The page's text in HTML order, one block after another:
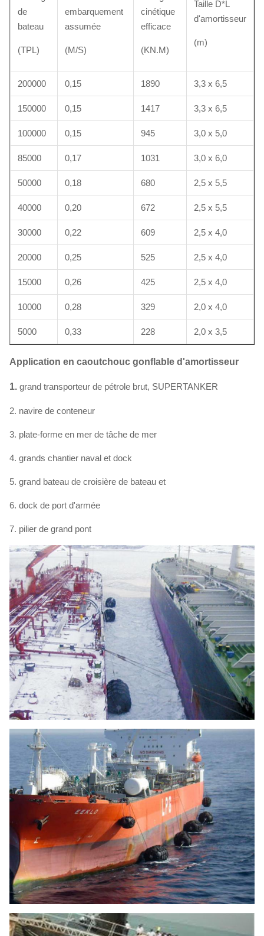
de
bateau
(TPL)
embarquement
assumée
(M/S)
cinétique
efficace
(KN.M)
Taille D*L
d'amortisseur
(m)
200000 0,15 1890 3,3 x 6,5
150000 0,15 1417 3,3 x 6,5
100000 0,15 945 3,0 x 5,0
85000 0,17 1031 3,0 x 6,0
50000 0,18 680 2,5 x 5,5
40000 0,20 672 2,5 x 5,5
30000 0,22 609 2,5 x 4,0
20000 0,25 525 2,5 x 4,0
15000 0,26 425 2,5 x 4,0
10000 0,28 329 2,0 x 4,0
5000 0,33 228 2,0 x 3,5
Application en caoutchouc gonflable d'amortisseur
1. grand transporteur de pétrole brut, SUPERTANKER
2. navire de conteneur
3. plate-forme en mer de tâche de mer
4. grands chantier naval et dock
5. grand bateau de croisière de bateau et
6. dock de port d'armée
7. pilier de grand pont